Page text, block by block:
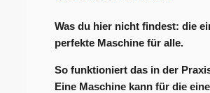
Was du hier nicht findest: die
perfekte Maschine für alle.
So funktioniert das in der
Eine Maschine kann für die